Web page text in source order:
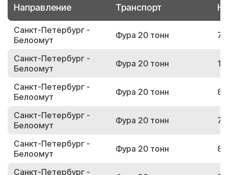
Направление Транспорт
Санкт-Петербург -
Белоомут
Фура 20 тонн
Санкт-Петербург -
Белоомут
Фура 20 тонн
Санкт-Петербург -
Белоомут
Фура 20 тонн
Санкт-Петербург -
Белоомут
Фура 20 тонн
Санкт-Петербург -
Белоомут
Фура 20 тонн
Санкт-Петербург -